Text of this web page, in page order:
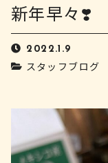
新年早々❣️
2022.1.9
スタッフブログ